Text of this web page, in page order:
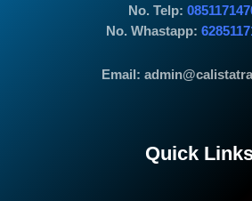
No. Telp:
No. Whastapp:
Email:
Quick